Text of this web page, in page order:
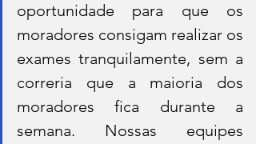
oportunidade para que os
moradores consigam realizar os
exames tranquilamente, sem a
correria que a maioria dos
moradores fica durante a
semana. Nossas equipes